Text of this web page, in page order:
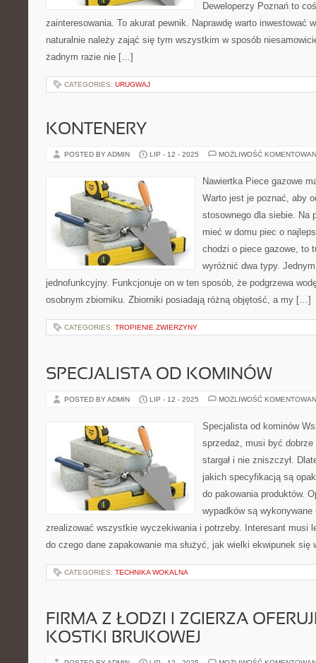
Deweloperzy Poznań to
zainteresowania. To akurat pewnik. Naprawdę warto inwestować
naturalnie należy zająć się tym wszystkim w sposób
żadnym razie nie […]
CATEGORIES: URUGWAJ
KONTENERY
POSTED BY ADMIN LIP - 12 - 2025 MOŻLIWOŚĆ
Nawiertka Piece gazowe
Warto jest je poznać, aby
stosownego dla siebie. Na
mieć w domu piec o
chodzi o piece gazowe, to
wyróżnić dwa typy.
jednofunkcyjny. Funkcjonuje on w ten sposób, że podgrzewa
osobnym zbiorniku. Zbiorniki posiadają różną objętość, a my […]
CATEGORIES: TROPIENIE ZWIERZYNY
SPECJALISTA OD KOMINÓW
POSTED BY ADMIN LIP - 12 - 2025 MOŻLIWOŚĆ
Specjalista od kominów
sprzedaż, musi być
stargał i nie zniszczył.
jakich specyfikacją są
do pakowania produktów.
wypadków są
zrealizować wszystkie wyczekiwania i potrzeby. Interesant musi
do czego dane zapakowanie ma służyć, jak wielki ekwipunek
CATEGORIES: TECHNIKA WOKALNA
FIRMA Z ŁODZI I ZGIERZA
KOSTKI BRUKOWEJ